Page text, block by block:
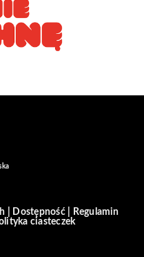
Dostępność|
Regulamin
ciasteczek